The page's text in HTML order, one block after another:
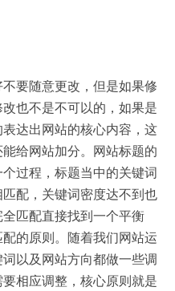
要随意更改，但是如果修
也不是不可以的，如果是
达出网站的核心内容，这
给网站加分。网站标题的
过程，标题当中的关键词
配，关键词密度达不到也
匹配直接找到一个平衡
的原则。随着我们网站运
以及网站方向都做一些调
相应调整，核心原则就是